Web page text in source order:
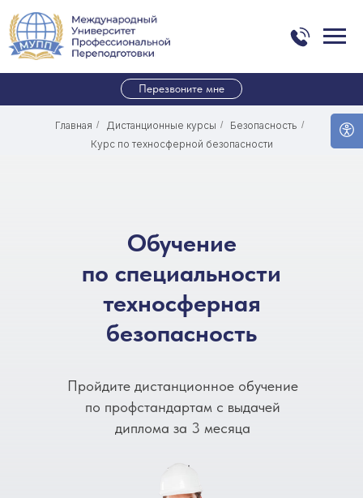
Перезвоните мне
Главная / Дистанционные курсы / Безопасность /
Курс по техносферной безопасности
Обучение
по специальности
техносферная
безопасность
Пройдите дистанционное обучение
по профстандартам с выдачей
диплома за 3 месяца